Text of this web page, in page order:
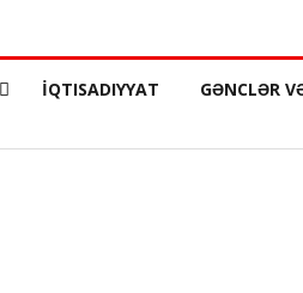
İQTISADIYYAT GƏNCLƏR